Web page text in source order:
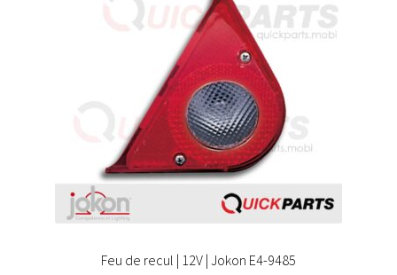
Feu de recul | 12V | Jokon E4-9485